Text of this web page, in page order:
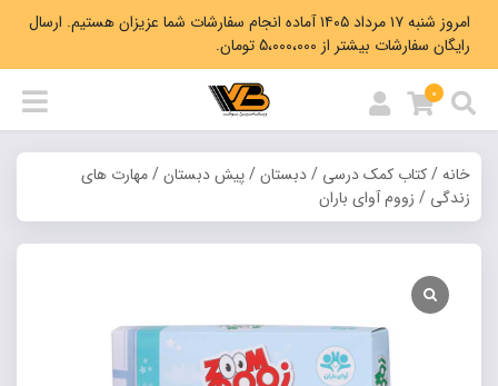
امروز شنبه ۱۷ مرداد ۱۴۰۵ آماده انجام سفارشات شما عزیزان هستیم. ارسال
رایگان سفارشات بیشتر از 5،000،000 تومان.
0
خانه/کتاب کمک درسی /دبستان/پیش دبستان/مهارت های
زندگی / زووم آوای باران